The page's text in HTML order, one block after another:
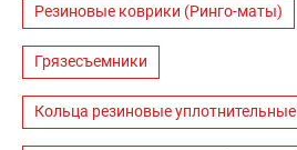
Резиновые коврики (Ринго-маты)
Грязесъемники
Кольца резиновые уплотнительные